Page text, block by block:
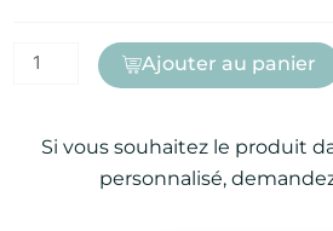
Ajouter au panier
Si vous souhaitez le produit
personnalisé,